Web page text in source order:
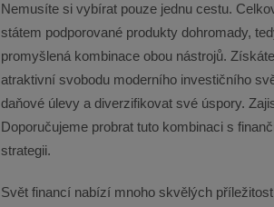
Nemusíte si vybírat pouze jednu cestu.
státem podporované produkty dohromady,
promyšlená kombinace obou nástrojů.
atraktivní svobodu moderního investičního
daňové úlevy a diverzifikovat své úspory.
Doporučujeme probrat tuto kombinaci s
strategii.
Svět financí nabízí mnoho skvělých